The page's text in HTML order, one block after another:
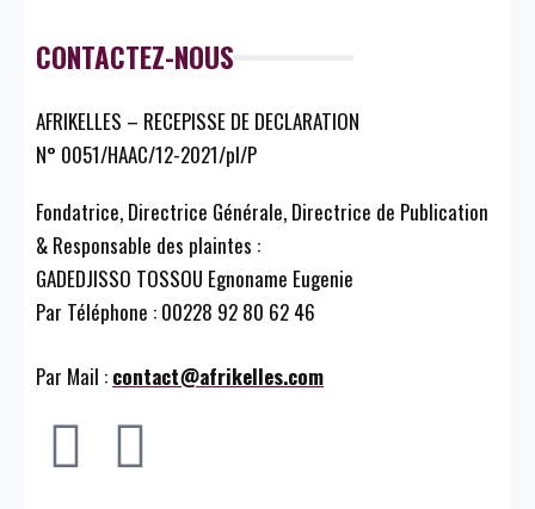
CONTACTEZ-NOUS
AFRIKELLES – RECEPISSE DE DECLARATION
N° 0051/HAAC/12-2021/pl/P
Fondatrice, Directrice Générale, Directrice de Publication
& Responsable des plaintes :
GADEDJISSO TOSSOU Egnoname Eugenie
Par Téléphone : 00228 92 80 62 46
Par Mail : contact@afrikelles.com